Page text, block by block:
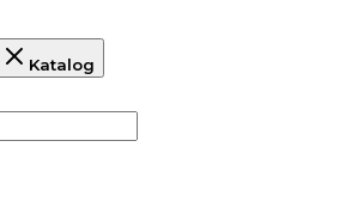
Katalog